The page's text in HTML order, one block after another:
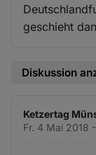
geschieht
Diskussion
Ketzertag
Fr. 4 Mai 2018